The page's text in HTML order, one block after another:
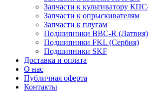
Запчасти к культиватору
Запчасти к опрыскивателям
Запчасти к плугам
Подшипники BBC-R (Латвия)
Подшипники FKL (Сербия)
Подшипники SKF
Доставка и оплата
О нас
Публичная оферта
Контакты